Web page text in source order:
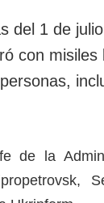
del 1 de
con misiles
de la